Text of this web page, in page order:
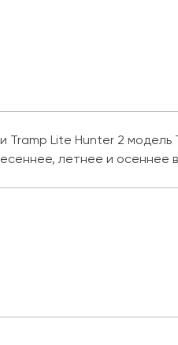
Lite Hunter 2 модель
летнее и осеннее